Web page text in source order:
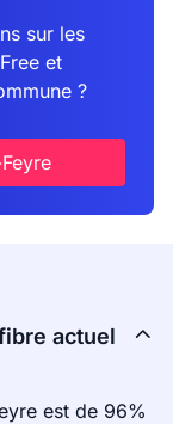
sur les
et
?
actuel
est de 96%